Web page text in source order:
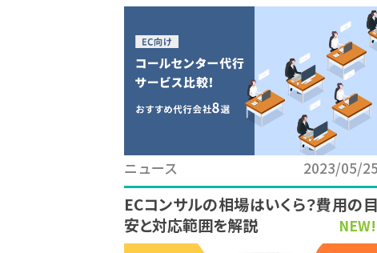
ニュース 2023/05/25
ECコンサルの相場はいくら？費用の目
安と対応範囲を解説
NEW!